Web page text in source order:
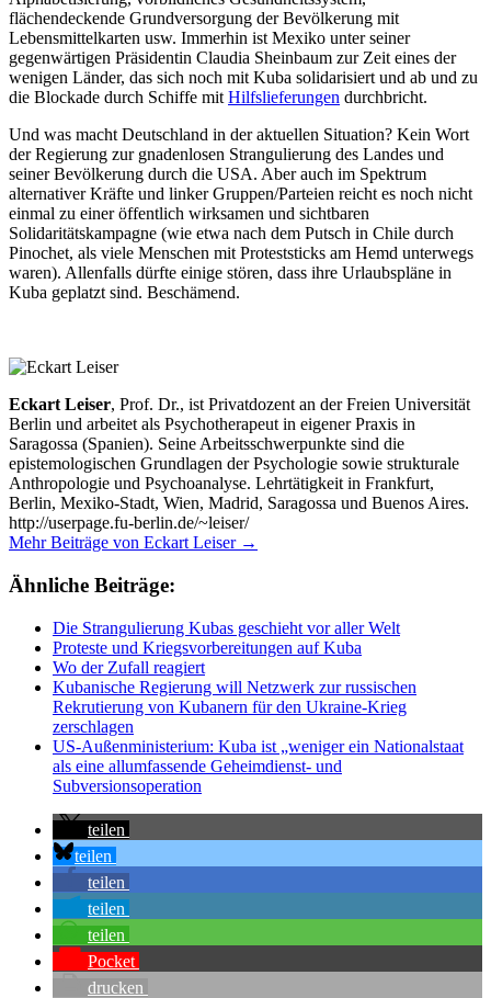
flächendeckende Grundversorgung der Bevölkerung mit
Lebensmittelkarten usw. Immerhin ist Mexiko unter seiner
gegenwärtigen Präsidentin Claudia Sheinbaum zur Zeit eines der
wenigen Länder, das sich noch mit Kuba solidarisiert und ab und zu
die Blockade durch Schiffe mitHilfslieferungen durchbricht.
Und was macht Deutschland in der aktuellen Situation? Kein Wort
der Regierung zur gnadenlosen Strangulierung des Landes und
seiner Bevölkerung durch die USA. Aber auch im Spektrum
alternativer Kräfte und linker Gruppen/Parteien reicht es noch nicht
einmal zu einer öffentlich wirksamen und sichtbaren
Solidaritätskampagne (wie etwa nach dem Putsch in Chile durch
Pinochet, als viele Menschen mit Proteststicks am Hemd unterwegs
waren). Allenfalls dürfte einige stören, dass ihre Urlaubspläne in
Kuba geplatzt sind. Beschämend.
Eckart Leiser, Prof. Dr., ist Privatdozent an der Freien Universität
Berlin und arbeitet als Psychotherapeut in eigener Praxis in
Saragossa (Spanien). Seine Arbeitsschwerpunkte sind die
epistemologischen Grundlagen der Psychologie sowie strukturale
Anthropologie und Psychoanalyse. Lehrtätigkeit in Frankfurt,
Berlin, Mexiko-Stadt, Wien, Madrid, Saragossa und Buenos Aires.
http://userpage.fu-berlin.de/~leiser/
Mehr Beiträge von Eckart Leiser →
Ähnliche Beiträge:
Die Strangulierung Kubas geschieht vor aller Welt
Proteste und Kriegsvorbereitungen auf Kuba
Wo der Zufall reagiert
Kubanische Regierung will Netzwerk zur russischen
Rekrutierung von Kubanern für den Ukraine-Krieg
zerschlagen
US-Außenministerium: Kuba ist „weniger ein Nationalstaat
als eine allumfassende Geheimdienst- und
Subversionsoperation
teilen
teilen
teilen
teilen
teilen
Pocket
drucken